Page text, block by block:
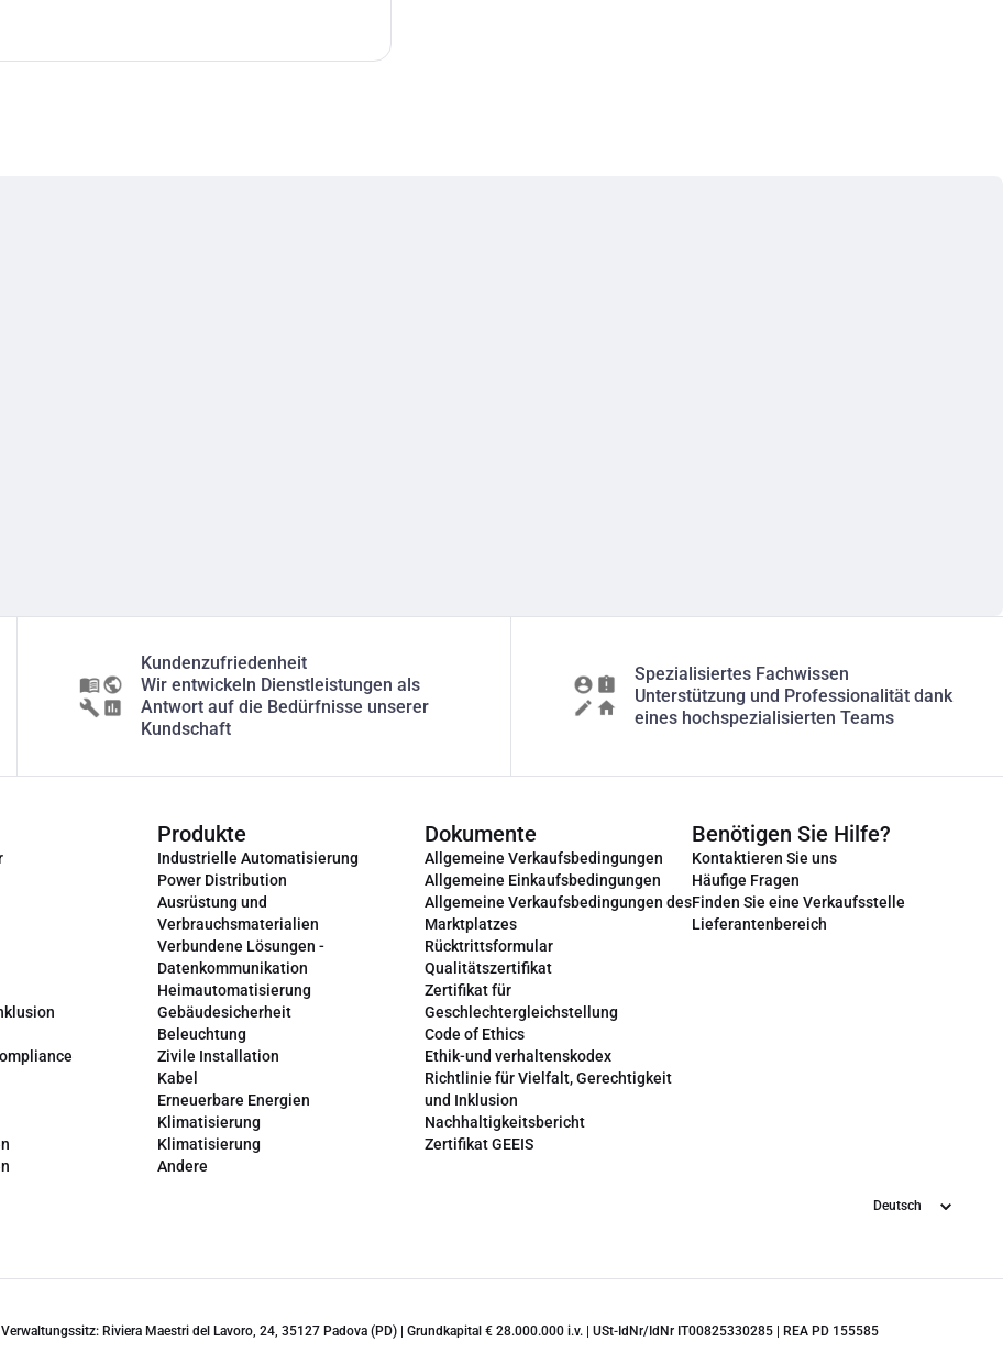
Kundenzufriedenheit
Wir entwickeln Dienstleistungen als
Antwort auf die Bedürfnisse unserer
Kundschaft
Spezialisiertes Fachwissen
Unterstützung und Professionalität dank
eines hochspezialisierten Teams
Produkte
Industrielle Automatisierung
Power Distribution
Ausrüstung und
Verbrauchsmaterialien
Verbundene Lösungen -
Datenkommunikation
Heimautomatisierung
Gebäudesicherheit
Beleuchtung
Zivile Installation
Kabel
Erneuerbare Energien
Klimatisierung
Klimatisierung
Andere
Dokumente
Allgemeine Verkaufsbedingungen
Allgemeine Einkaufsbedingungen
Allgemeine Verkaufsbedingungen des
Marktplatzes
Rücktrittsformular
Qualitätszertifikat
Zertifikat für
Geschlechtergleichstellung
Code of Ethics
Ethik-und verhaltenskodex
Richtlinie für Vielfalt, Gerechtigkeit
und Inklusion
Nachhaltigkeitsbericht
Zertifikat GEEIS
Benötigen Sie Hilfe?
Kontaktieren Sie uns
Häufige Fragen
Finden Sie eine Verkaufsstelle
Lieferantenbereich
Sprache
Riviera Maestri del Lavoro, 24, 35127 Padova (PD) | Grundkapital € 28.000.000 i.v. | USt-IdNr/IdNr IT00825330285 | REA PD 155585